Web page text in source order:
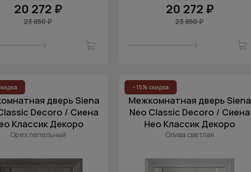
20 272 ₽
23 850 ₽
20 272 ₽
23 850 ₽
дверь Siena
Decoro / Сиена
Классик Декоро
Орех пепельный
- 15% скидка
Межкомнатная дверь Siena
Neo Classic Decoro / Сиена
Нео Классик Декоро
Олива светлая